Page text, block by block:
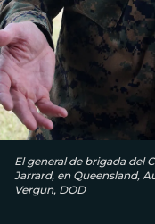
El general de brigada del
Jarrard, en Queensland,
Vergun, DOD